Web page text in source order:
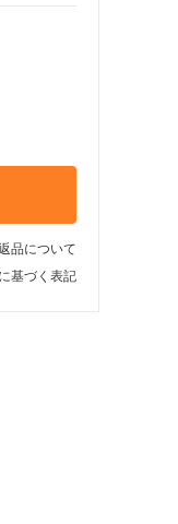
品について
基づく表記